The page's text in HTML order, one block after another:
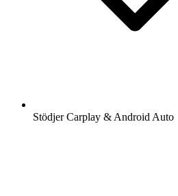
Stödjer Carplay & Android Auto